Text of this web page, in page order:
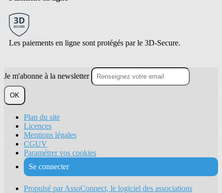
Les paiements en ligne sont protégés par le 3D-Secure.
Je m'abonne à la newsletter
OK
Plan du site
Licences
Mentions légales
CGUV
Paramétrer vos cookies
Se connecter
Propulsé par AssoConnect, le logiciel des associations